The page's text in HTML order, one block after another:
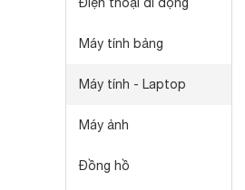
Máy tính bảng
Máy tính - Laptop
Máy ảnh
Đồng hồ